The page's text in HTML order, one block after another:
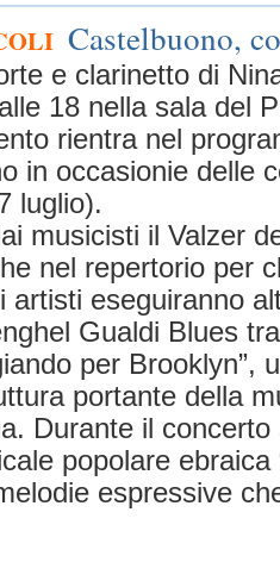
Castelbuono,
e clarinetto di
18 nella sala del
rientra nel
in occasionie delle
luglio).
musicisti il Valzer
nel repertorio per
artisti eseguiranno
Gualdi Blues
per Brooklyn”,
portante della
Durante il
popolare ebraica
espressive